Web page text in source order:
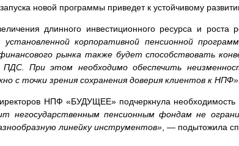
новой программы приведет к устойчивому
длинного инвестиционного ресурса и роста
установленной корпоративной пенсионной
рынка также будет способствовать
При этом необходимо обеспечить
с точки зрения сохранения доверия клиентов к НПФ».
НПФ «БУДУЩЕЕ» подчеркнула необходимость
негосударственным пенсионным фондам не
линейку инструментов» , — подытожила